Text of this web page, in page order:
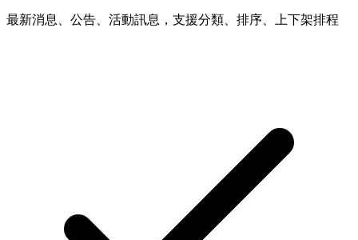
最新消息、公告、活動訊息，支援分類、排序、上下架排程